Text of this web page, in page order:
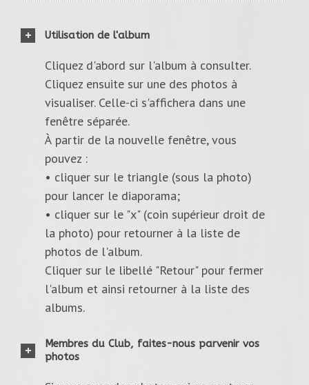
Utilisation de l'album
Cliquez d'abord sur l'album à consulter.
Cliquez ensuite sur une des photos à
visualiser. Celle-ci s'affichera dans une
fenêtre séparée.
À partir de la nouvelle fenêtre, vous
pouvez :
• cliquer sur le triangle (sous la photo)
pour lancer le diaporama;
• cliquer sur le "x" (coin supérieur droit de
la photo) pour retourner à la liste de
photos de l'album.
Cliquer sur le libellé "Retour" pour fermer
l'album et ainsi retourner à la liste des
albums.
Membres du Club, faites-nous parvenir vos
photos